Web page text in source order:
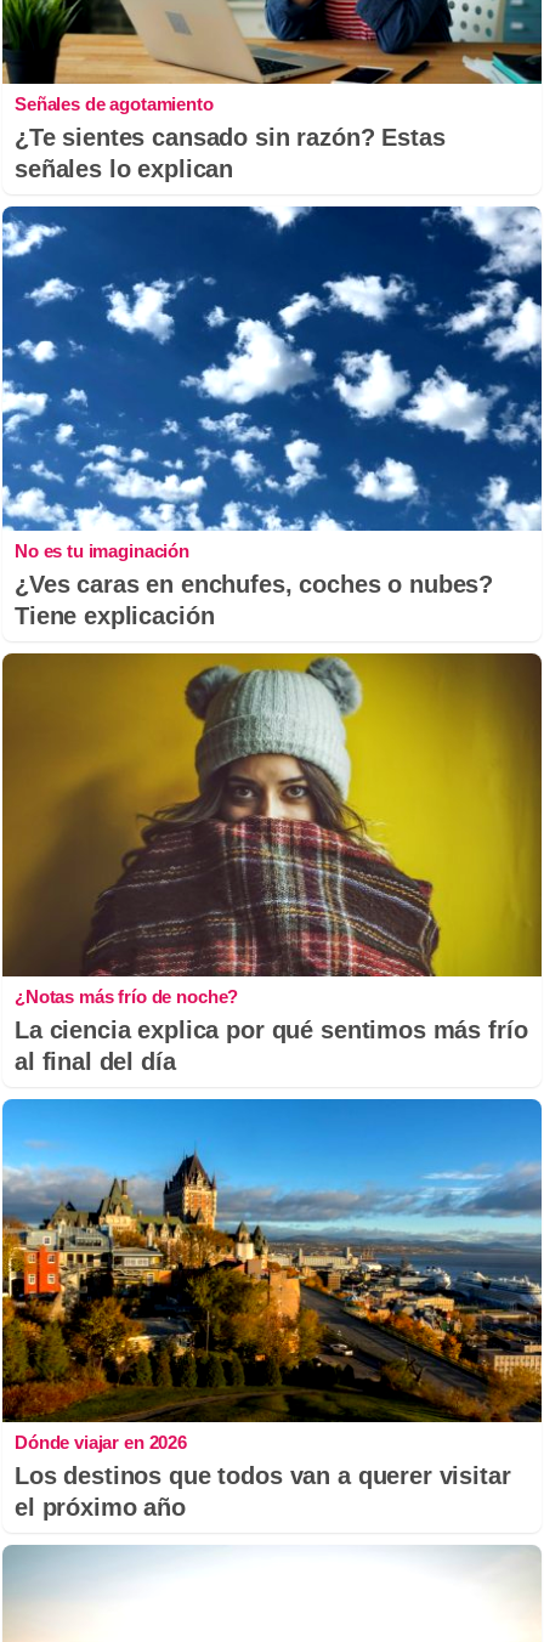
Señales de agotamiento
¿Te sientes cansado sin razón? Estas
señales lo explican
No es tu imaginación
¿Ves caras en enchufes, coches o nubes?
Tiene explicación
¿Notas más frío de noche?
La ciencia explica por qué sentimos más frío
al final del día
Dónde viajar en 2026
Los destinos que todos van a querer visitar
el próximo año